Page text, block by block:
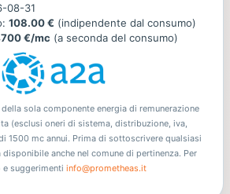
08-31
108.00 € (indipendente dal consumo)
€/mc (a seconda del consumo)
sola componente energia di remunerazione
(esclusi oneri di sistema, distribuzione, iva,
1500 mc annui. Prima di sottoscrivere qualsiasi
anche nel comune di pertinenza. Per
suggerimenti info@prometheas.it